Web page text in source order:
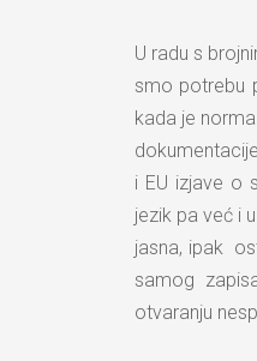
U radu s
smo potrebu
kada je
i EU izjave o
jezik pa već i
jasna, ipak
samog
otvaranju